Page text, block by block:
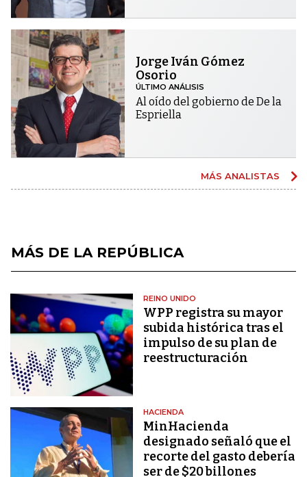
Jorge Iván Gómez
Osorio
ÚLTIMO ANÁLISIS
Al oído del gobierno de De la
Espriella
MÁS ANALISTAS
MÁS DE LA REPÚBLICA
REINO UNIDO
WPP registra su mayor
subida histórica tras el
impulso de su plan de
reestructuración
HACIENDA
MinHacienda
designado señaló que el
recorte del gasto debería
ser de $20 billones